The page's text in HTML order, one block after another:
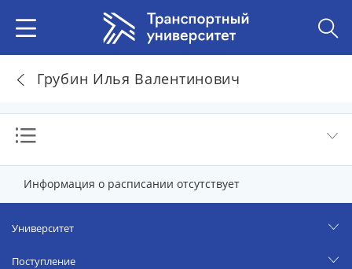
Грубин Илья Валентинович
Информация о расписании отсутствует
Университет
Поступление